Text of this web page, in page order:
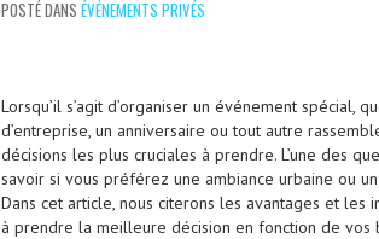
POSTÉ DANS ÉVÉNEMENTS PRIVÉS
Lorsqu’il s’agit d’organiser un événement spécial,
d’entreprise, un anniversaire ou tout autre
décisions les plus cruciales à prendre. L’une des
savoir si vous préférez une ambiance urbaine ou
Dans cet article, nous citerons les avantages et
à prendre la meilleure décision en fonction de vos